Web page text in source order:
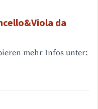
da
mehr Infos unter: